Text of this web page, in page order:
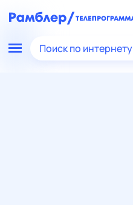
Поиск по интернету